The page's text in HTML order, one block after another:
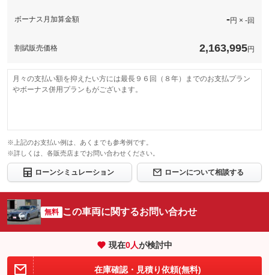
ボーナス月加算金額 -円 × -回
割賦販売価格 2,163,995円
月々の支払い額を抑えたい方には最長９６回（８年）までのお支払プラン
やボーナス併用プランもがございます。
※上記のお支払い例は、あくまでも参考例です。
※詳しくは、各販売店までお問い合わせください。
ローンシミュレーション ローンについて相談する
無料 この車両に関するお問い合わせ
現在0人が検討中
在庫確認・見積り依頼(無料)